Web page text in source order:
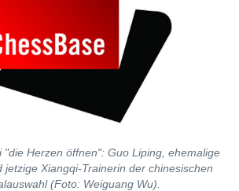
"die Herzen öffnen": Guo Liping, ehemalige
jetzige Xiangqi-Trainerin der chinesischen
(Foto: Weiguang Wu).